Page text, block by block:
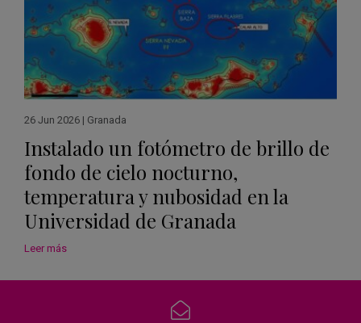
26 Jun 2026 | Granada
Instalado un fotómetro de brillo de
fondo de cielo nocturno,
temperatura y nubosidad en la
Universidad de Granada
Leer más